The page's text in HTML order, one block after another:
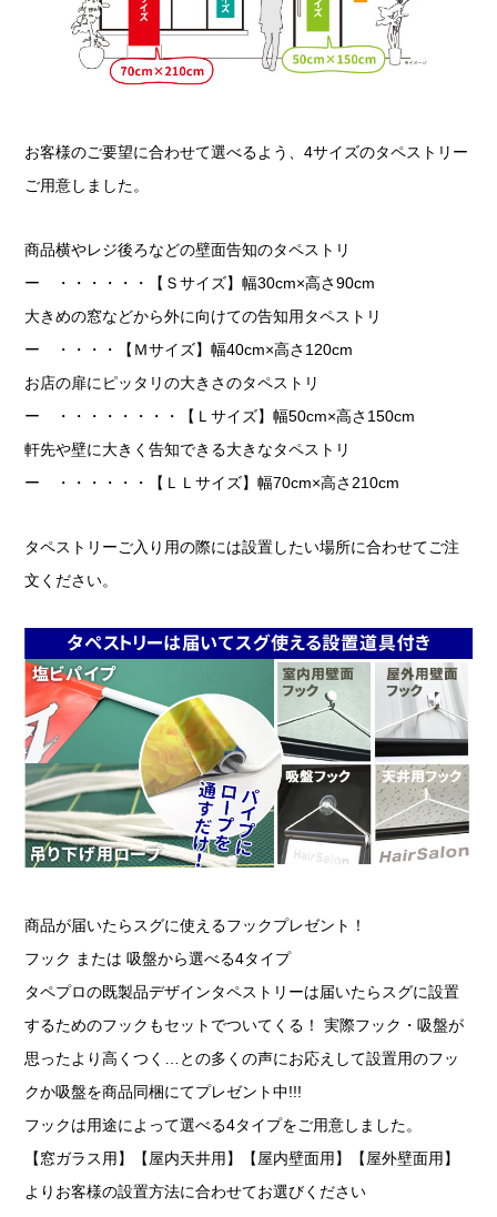
お客様のご要望に合わせて選べるよう、4サイズのタペストリー
ご用意しました。
商品横やレジ後ろなどの壁面告知のタペストリ
ー ・・・・・・【Ｓサイズ】幅30cm×高さ90cm
大きめの窓などから外に向けての告知用タペストリ
ー ・・・・【Ｍサイズ】幅40cm×高さ120cm
お店の扉にピッタリの大きさのタペストリ
ー ・・・・・・・・【Ｌサイズ】幅50cm×高さ150cm
軒先や壁に大きく告知できる大きなタペストリ
ー ・・・・・・【ＬＬサイズ】幅70cm×高さ210cm
タペストリーご入り用の際には設置したい場所に合わせてご注
文ください。
商品が届いたらスグに使えるフックプレゼント！
フック または 吸盤から選べる4タイプ
タペプロの既製品デザインタペストリーは届いたらスグに設置
するためのフックもセットでついてくる！ 実際フック・吸盤が
思ったより高くつく…との多くの声にお応えして設置用のフッ
クか吸盤を商品同梱にてプレゼント中!!!
フックは用途によって選べる4タイプをご用意しました。
【窓ガラス用】【屋内天井用】【屋内壁面用】【屋外壁面用】
よりお客様の設置方法に合わせてお選びください